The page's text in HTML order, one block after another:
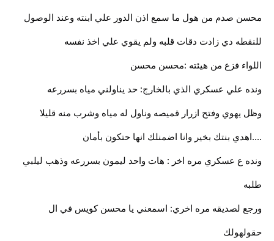
محسن صدم من هول ما سمع اذن الدور علي ابنته وعند الوصول
للنقطه دي زادت دقات قلبه ولم يقوي علي اخذ نفسه
اللواء فزع من هيئته :محسن محسن
ونده علي عسكري الذي بالخارج: حد يناولني مياه بسررعه
وظل يهوي وفتح ازرار قميصه وناول له مياه وشرب منه قليلا
....اهدي بنتك بخير وانا اضمنلك انها حتكون بأمان
ونده ع عسكري مره اخر : هات واحد ليمون بسررعه وذهب ليلبي
طلبه
ورجع لصديقه مره اخري: اسمعني يا محسن كويس في ال
حقولهولك